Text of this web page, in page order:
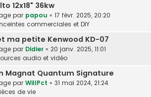
12x18" 36kw
par papou « 17 févr. 2025, 20:20
commerciales et DIY
ma petite Kenwood KD-07
par Didier « 20 janv. 2025, 11:01
audio et vidéo
Magnat Quantum Signature
par WillPct « 31 mai 2024, 21:24
de vie